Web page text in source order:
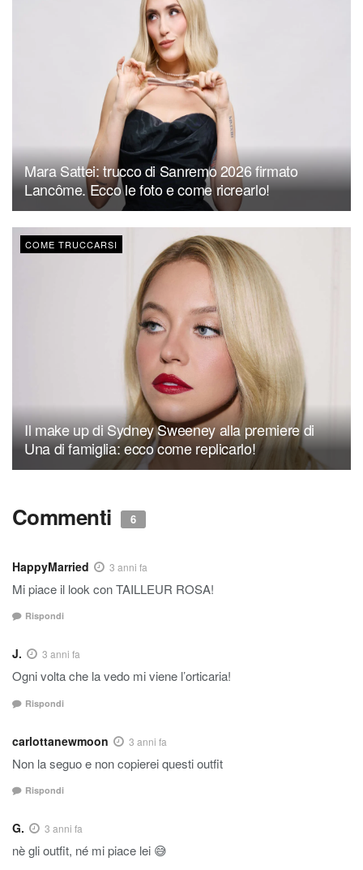
Mara Sattei: trucco di Sanremo 2026 firmato
Lancôme. Ecco le foto e come ricrearlo!
COME TRUCCARSI
Il make up di Sydney Sweeney alla premiere di
Una di famiglia: ecco come replicarlo!
Commenti 6
HappyMarried 3 anni fa
Mi piace il look con TAILLEUR ROSA!
Rispondi
J. 3 anni fa
Ogni volta che la vedo mi viene l’orticaria!
Rispondi
carlottanewmoon 3 anni fa
Non la seguo e non copierei questi outfit
Rispondi
G. 3 anni fa
nè gli outfit, né mi piace lei 😅